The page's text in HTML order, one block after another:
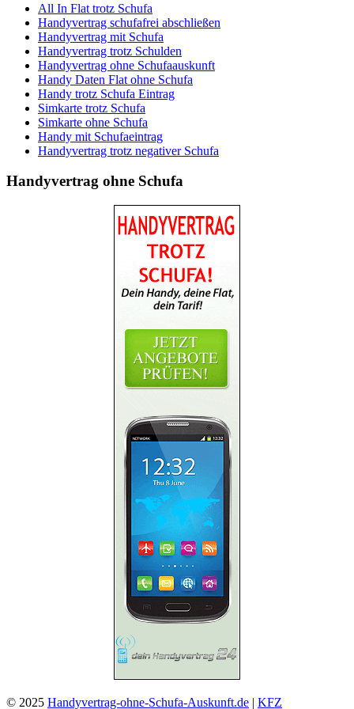
All In Flat trotz Schufa
Handyvertrag schufafrei abschließen
Handyvertrag mit Schufa
Handyvertrag trotz Schulden
Handyvertrag ohne Schufaauskunft
Handy Daten Flat ohne Schufa
Handy trotz Schufa Eintrag
Simkarte trotz Schufa
Simkarte ohne Schufa
Handy mit Schufaeintrag
Handyvertrag trotz negativer Schufa
Handyvertrag ohne Schufa
© 2025 Handyvertrag-ohne-Schufa-Auskunft.de | KFZ